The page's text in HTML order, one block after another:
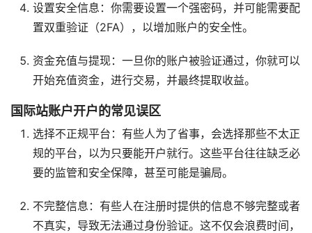
设置安全信息：你需要设置一个强密码，并可能需要配
置双重验证（2FA），以增加账户的安全性。
资金充值与提现：一旦你的账户被验证通过，你就可以
开始充值资金，进行交易，并最终提取收益。
国际站账户开户的常见误区
选择不正规平台：有些人为了省事，会选择那些不太正
规的平台，以为只要能开户就行。这些平台往往缺乏必
要的监管和安全保障，甚至可能是骗局。
不完整信息：有些人在注册时提供的信息不够完整或者
不真实，导致无法通过身份验证。这不仅会浪费时间，